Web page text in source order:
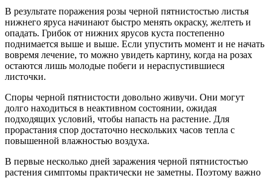
В результате поражения розы черной пятнистостью листья
нижнего яруса начинают быстро менять окраску, желтеть и
опадать. Грибок от нижних ярусов куста постепенно
поднимается выше и выше. Если упустить момент и не начать
вовремя лечение, то можно увидеть картину, когда на розах
остаются лишь молодые побеги и нераспустившиеся
листочки.
Споры черной пятнистости довольно живучи. Они могут
долго находиться в неактивном состоянии, ожидая
подходящих условий, чтобы напасть на растение. Для
прорастания спор достаточно нескольких часов тепла с
повышенной влажностью воздуха.
В первые несколько дней заражения черной пятнистостью
растения симптомы практически не заметны. Поэтому важно